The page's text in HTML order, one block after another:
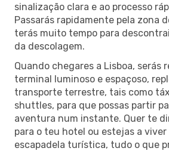
sinalização clara e ao processo
Passarás rapidamente pela zona
terás muito tempo para
da descolagem.
Quando chegares a Lisboa, serás
terminal luminoso e espaçoso,
transporte terrestre, tais como
shuttles, para que possas partir
aventura num instante. Quer te
para o teu hotel ou estejas a
escapadela turística, tudo o que